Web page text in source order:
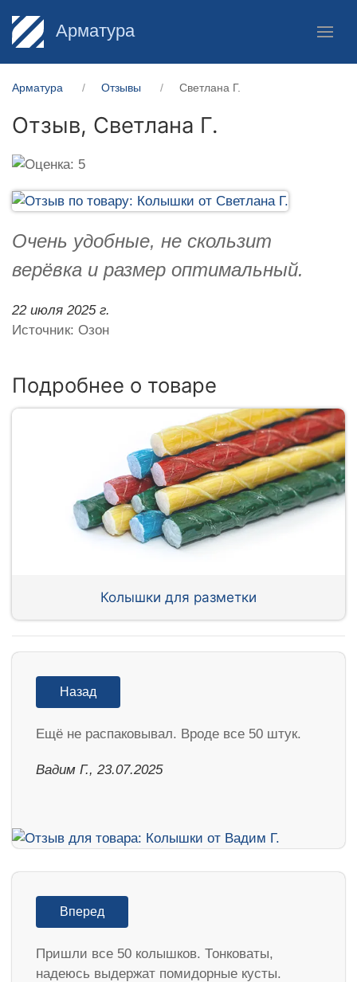
Арматура
Арматура Отзывы Светлана Г.
Отзыв, Светлана Г.
Очень удобные, не скользит
верёвка и размер оптимальный.
22 июля 2025 г.
Источник: Озон
Подробнее о товаре
Колышки для разметки
Назад
Ещё не распаковывал. Вроде все 50 штук.
Вадим Г., 23.07.2025
Вперед
Пришли все 50 колышков. Тонковаты,
надеюсь выдержат помидорные кусты.